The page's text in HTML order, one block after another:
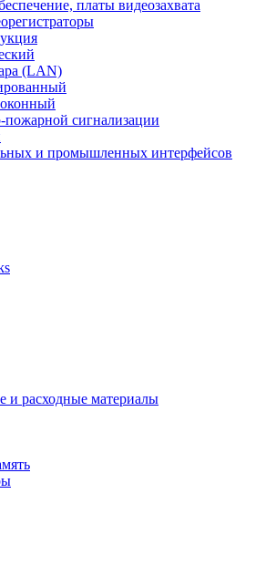
платы видеозахвата
(LAN)
пожарной сигнализации
и промышленных интерфейсов
и расходные материалы